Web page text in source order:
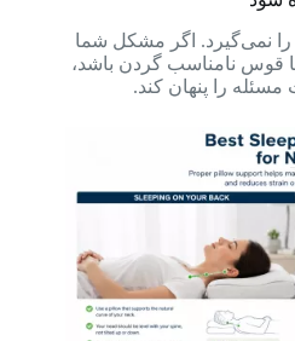
نمی‌گیرد. اگر مشکل شما
قوس نامناسب گردن باشد،
را پنهان کند.